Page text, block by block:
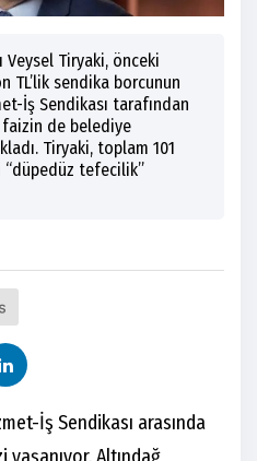
Veysel Tiryaki, önceki
TL’lik sendika borcunun
İş Sendikası tarafından
de belediye
Tiryaki, toplam 101
“düpedüz tefecilik”
İş Sendikası arasında
Altındağ